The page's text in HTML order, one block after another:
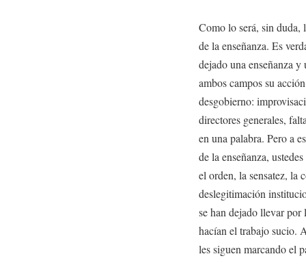
Como lo será, sin duda,
de la enseñanza. Es
dejado una enseñanza
ambos campos su
desgobierno:
directores generales,
en una palabra. Pero a
de la enseñanza,
el orden, la sensatez, la
deslegitimación
se han dejado llevar por
hacían el trabajo sucio.
les siguen marcando el